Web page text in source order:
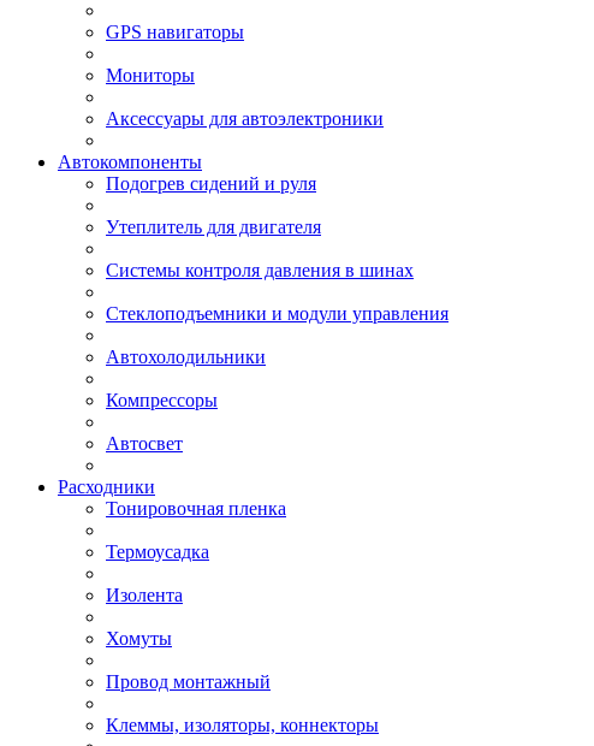
GPS навигаторы
Мониторы
Аксессуары для автоэлектроники
Автокомпоненты
Подогрев сидений и руля
Утеплитель для двигателя
Системы контроля давления в шинах
Стеклоподъемники и модули управления
Автохолодильники
Компрессоры
Автосвет
Расходники
Тонировочная пленка
Термоусадка
Изолента
Хомуты
Провод монтажный
Клеммы, изоляторы, коннекторы